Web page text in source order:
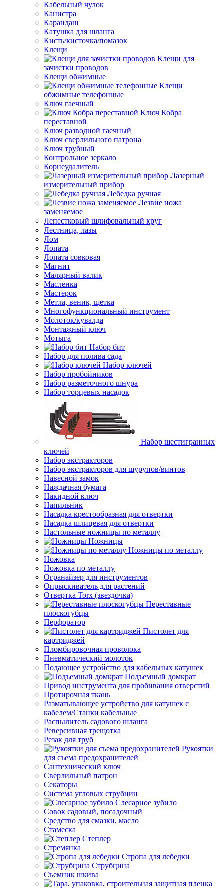
Кабельный чулок
Канистра
Карандаш
Катушка для шланга
Кисть/кисточка/помазок
Клещи
Клещи для
зачистки проводов
Клещи обжимные
Клещи
обжимные телефонные
Ключ гаечный
Ключ Кобра
переставной
Ключ разводной гаечный
Ключ сверлильного патрона
Ключ трубный
Контрольное зеркало
Корнеудалитель
Лазерный
измерительный прибор
Лебедка ручная
Лезвие ножа
заменяемое
Лепестковый шлифовальный круг
Лестница, лазы
Лом
Лопата
Лопата совковая
Магнит
Малярный валик
Масленка
Мастерок
Метла, веник, щетка
Многофункциональный инструмент
Молоток/кувалда
Монтажный ключ
Мотыга
Набор бит
Набор для полива сада
Набор ключей
Набор пробойников
Набор разметочного шнура
Набор торцевых насадок
Набор шестигранных
ключей
Набор экстракторов
Набор экстракторов для шурупов/винтов
Навесной замок
Наждачная бумага
Накидной ключ
Напильник
Насадка крестообразная для отвертки
Насадка шлицевая для отвертки
Настольные ножницы по металлу
Ножницы
Ножницы по металлу
Ножовка
Ножовка по металлу
Огранайзер для инструментов
Опрыскиватель для растений
Отвертка Torx (звездочка)
Переставные
плоскогубцы
Перфоратор
Пистолет для
картриджей
Пломбировочная проволока
Пневматический молоток
Подающее устройство для кабельных катушек
Подъемный домкрат
Привод инструмента для пробивания отверстий
Протирочная ткань
Разматывающее устройство для катушек с
кабелем/Станки кабельные
Распылитель садового шланга
Реверсивная трещотка
Резак для труб
Рукоятки
для съема предохранителей
Сантехнический ключ
Сверлильный патрон
Секаторы
Система угловых струбцин
Слесарное зубило
Совок садовый, посадочный
Средство для смазки, масло
Стамеска
Степлер
Стремянка
Стропа для лебедки
Струбцина
Съемник шкива